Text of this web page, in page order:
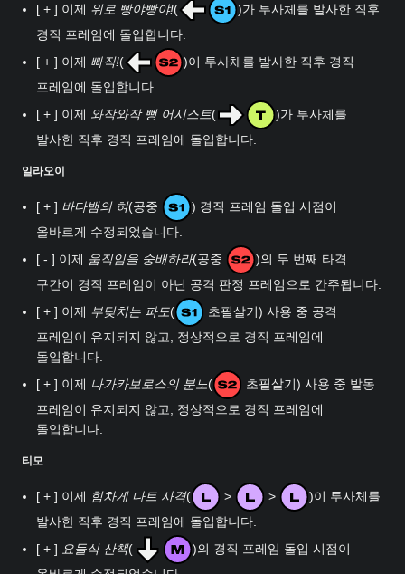
[ + ] 이제 위로 빵야빵야!(
)가 투사체를 발사한 직후
경직 프레임에 돌입합니다.
[ + ] 이제 빠직!(
)이 투사체를 발사한 직후 경직
프레임에 돌입합니다.
[ + ] 이제 와작와작 뻥 어시스트(
)가 투사체를
발사한 직후 경직 프레임에 돌입합니다.
일라오이
[ + ] 바다뱀의 혀(공중
) 경직 프레임 돌입 시점이
올바르게 수정되었습니다.
[ - ] 이제 움직임을 숭배하라(공중
)의 두 번째 타격
구간이 경직 프레임이 아닌 공격 판정 프레임으로 간주됩니다.
[ + ] 이제 부딪치는 파도(
초필살기) 사용 중 공격
프레임이 유지되지 않고, 정상적으로 경직 프레임에
돌입합니다.
[ + ] 이제 나가카보로스의 분노(
초필살기) 사용 중 발동
프레임이 유지되지 않고, 정상적으로 경직 프레임에
돌입합니다.
티모
[ + ] 이제 힘차게 다트 사격( > >
)이 투사체를
발사한 직후 경직 프레임에 돌입합니다.
[ + ] 요들식 산책(
)의 경직 프레임 돌입 시점이